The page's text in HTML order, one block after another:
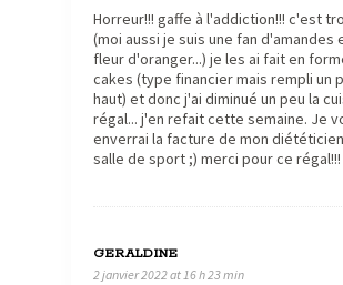
Horreur!!! gaffe à l'addiction!!! c'est
(moi aussi je suis une fan d'amandes
fleur d'oranger...) je les ai fait en
cakes (type financier mais rempli un
haut) et donc j'ai diminué un peu la
régal... j'en refait cette semaine. Je
enverrai la facture de mon
salle de sport ;) merci pour ce régal!!!
GERALDINE
2 janvier 2022 at 16 h 23 min